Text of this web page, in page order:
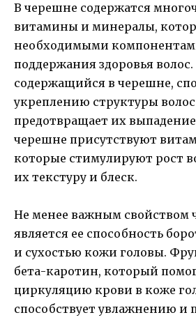
В черешне содержатся
витамины и минералы,
необходимыми
поддержания здоровья
содержащийся в черешне,
укреплению структуры
предотвращает их
черешне присутствуют
которые стимулируют рост
их текстуру и блеск.
Не менее важным свойством
является ее способность
и сухостью кожи головы.
бета-каротин, который
циркуляцию крови в коже
способствует увлажнению и